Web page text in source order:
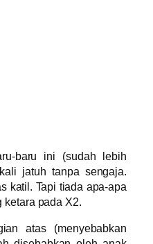
baru ini (sudah lebih
jatuh tanpa sengaja.
katil. Tapi tiada apa-apa
ketara pada X2.
atas (menyebabkan